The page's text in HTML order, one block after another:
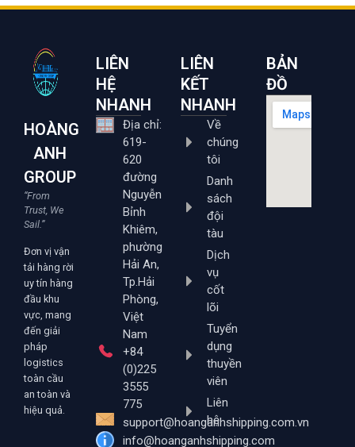
HOÀNG
ANH
GROUP
“From
Trust, We
Sail.”
Đơn vị vận
tải hàng rời
uy tín hàng
đầu khu
vực, mang
đến giải
pháp
logistics
toàn cầu
an toàn và
hiệu quả.
LIÊN
HỆ
NHANH
Địa chỉ:
619-
620
đường
Nguyễn
Bỉnh
Khiêm,
phường
Hải An,
Tp.Hải
Phòng,
Việt
Nam
+84
(0)225
3555
775
support@hoanganhshipping.com.vn
info@hoanganhshipping.com
LIÊN
KẾT
NHANH
Về
chúng
tôi
Danh
sách
đội
tàu
Dịch
vụ
cốt
lõi
Tuyển
dụng
thuyền
viên
Liên
hệ
BẢN
ĐỒ